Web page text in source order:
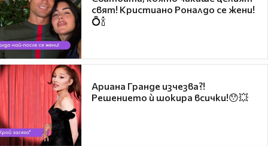
свят! Кристиано Роналдо се жени!
💍🍾
Ариана Гранде изчезва?!
Решението ѝ шокира всички!😯💥